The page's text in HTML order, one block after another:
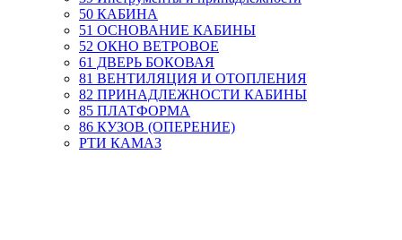
50 КАБИНА
51 ОСНОВАНИЕ КАБИНЫ
52 ОКНО ВЕТРОВОЕ
61 ДВЕРЬ БОКОВАЯ
81 ВЕНТИЛЯЦИЯ И ОТОПЛЕНИЯ
82 ПРИНАДЛЕЖНОСТИ КАБИНЫ
85 ПЛАТФОРМА
86 КУЗОВ (ОПЕРЕНИЕ)
РТИ КАМАЗ